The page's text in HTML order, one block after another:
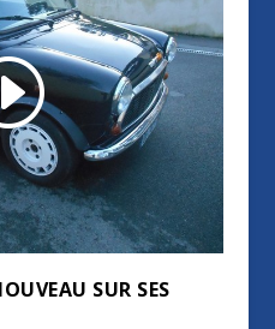
SUR SES